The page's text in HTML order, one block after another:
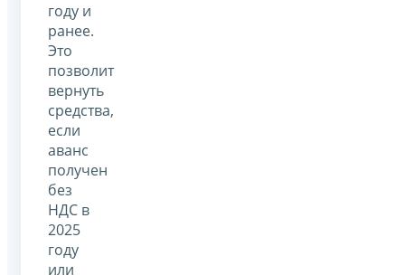
году и
ранее.
Это
позволит
вернуть
средства,
если
аванс
получен
без
НДС в
2025
году
или